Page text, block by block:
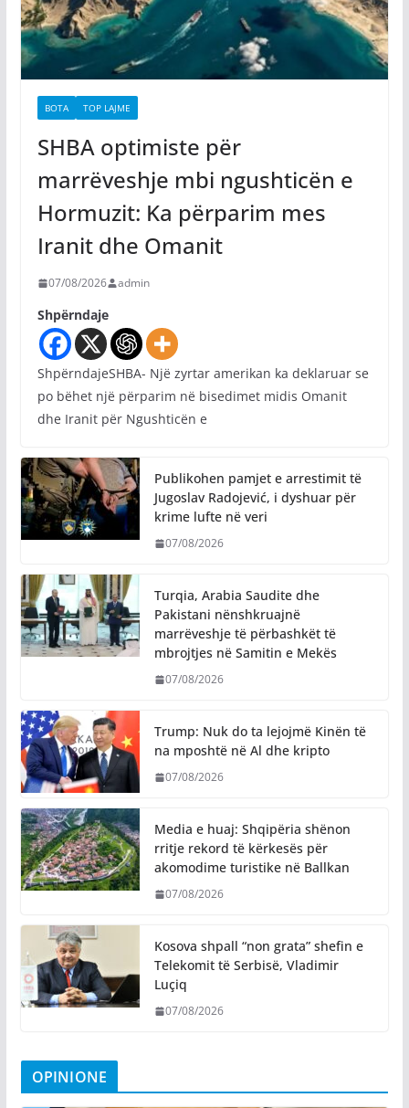
BOTA TOP LAJME
SHBA optimiste për
marrëveshje mbi ngushticën e
Hormuzit: Ka përparim mes
Iranit dhe Omanit
07/08/2026 admin
Shpërndaje
ShpërndajeSHBA- Një zyrtar amerikan ka deklaruar se
po bëhet një përparim në bisedimet midis Omanit
dhe Iranit për Ngushticën e
Publikohen pamjet e arrestimit të
Jugoslav Radojević, i dyshuar për
krime lufte në veri
07/08/2026
Turqia, Arabia Saudite dhe
Pakistani nënshkruajnë
marrëveshje të përbashkët të
mbrojtjes në Samitin e Mekës
07/08/2026
Trump: Nuk do ta lejojmë Kinën të
na mposhtë në Al dhe kripto
07/08/2026
Media e huaj: Shqipëria shënon
rritje rekord të kërkesës për
akomodime turistike në Ballkan
07/08/2026
Kosova shpall “non grata” shefin e
Telekomit të Serbisë, Vladimir
Luçiq
07/08/2026
OPINIONE